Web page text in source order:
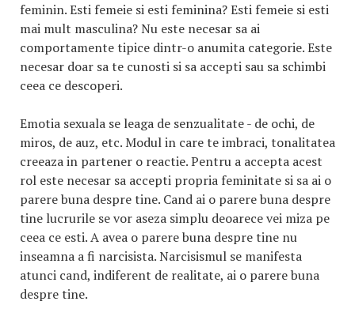
feminin. Esti femeie si esti feminina? Esti femeie si esti
mai mult masculina? Nu este necesar sa ai
comportamente tipice dintr-o anumita categorie. Este
necesar doar sa te cunosti si sa accepti sau sa schimbi
ceea ce descoperi.
Emotia sexuala se leaga de senzualitate - de ochi, de
miros, de auz, etc. Modul in care te imbraci, tonalitatea
creeaza in partener o reactie. Pentru a accepta acest
rol este necesar sa accepti propria feminitate si sa ai o
parere buna despre tine. Cand ai o parere buna despre
tine lucrurile se vor aseza simplu deoarece vei miza pe
ceea ce esti. A avea o parere buna despre tine nu
inseamna a fi narcisista. Narcisismul se manifesta
atunci cand, indiferent de realitate, ai o parere buna
despre tine.